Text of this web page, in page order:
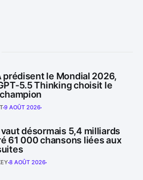
prédisent le Mondial 2026,
5.5 Thinking choisit le
9 AOÛT 2026
désormais 5,4 milliards
61 000 chansons liées aux
8 AOÛT 2026